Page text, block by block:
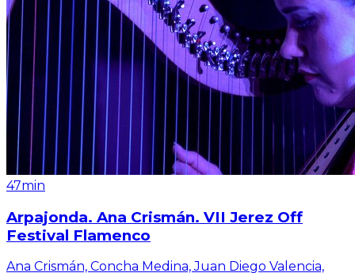
47min
Arpajonda. Ana Crismán. VII Jerez Off
Festival Flamenco
Ana Crismán, Concha Medina, Juan Diego Valencia,